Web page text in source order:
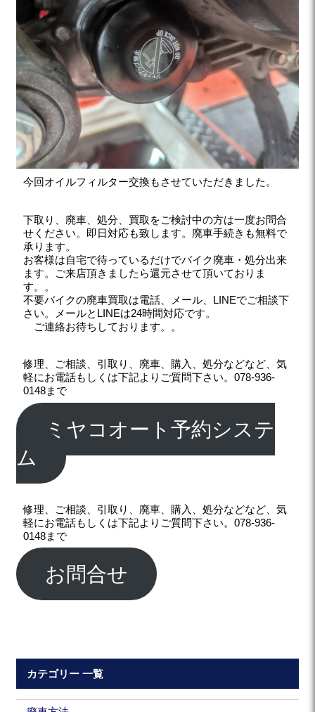
今回オイルフィルター交換もさせていただきました。
下取り、廃車、処分、買取をご検討中の方は一度お問合
せください。即日対応も致します。廃車手続きも無料で
承ります。
お客様は自宅で待っているだけでバイク廃車・処分出来
ます。ご来店頂きましたら還元させて頂いておりま
す。。
不要バイクの廃車買取は電話、メール、LINEでご相談下
さい。メールとLINEは24時間対応です。
ご連絡お待ちしております。。
修理、ご相談、引取り、廃車、購入、処分などなど、気
軽にお電話もしくは下記よりご質問下さい。078-936-
0148まで
ミヤコオート予約システ
ム
修理、ご相談、引取り、廃車、購入、処分などなど、気
軽にお電話もしくは下記よりご質問下さい。078-936-
0148まで
お問合せ
カテゴリー 一覧